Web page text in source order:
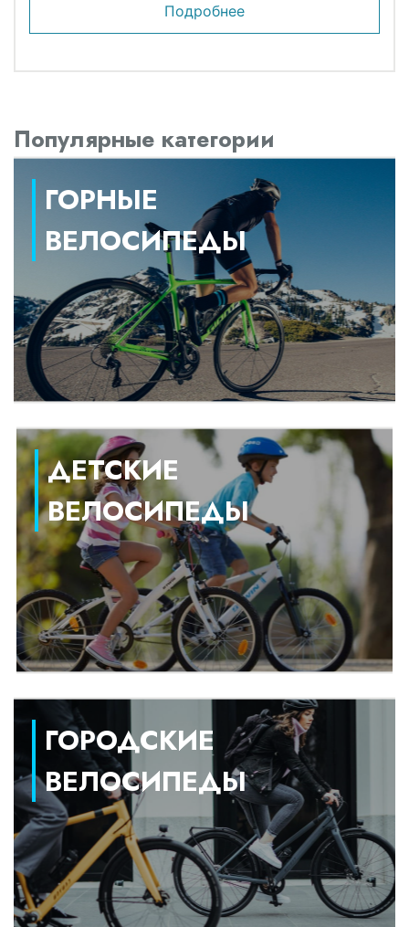
Подробнее
Популярные категории
ГОРНЫЕ
ВЕЛОСИПЕДЫ
ДЕТСКИЕ
ВЕЛОСИПЕДЫ
ГОРОДСКИЕ
ВЕЛОСИПЕДЫ